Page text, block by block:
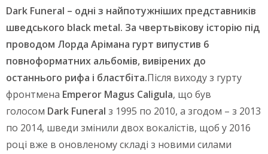
Dark Funeral – одні з найпотужніших представників
шведського black metal. За чвертьвікову історію під
проводом Лорда Арімана гурт випустив 6
повноформатних альбомів, вивірених до
останнього рифа і бластбіта.Після виходу з гурту
фронтмена Emperor Magus Caligula, що був
голосом Dark Funeral з 1995 по 2010, а згодом – з 2013
по 2014, шведи змінили двох вокалістів, щоб у 2016
році вже в оновленому складі з новими силами